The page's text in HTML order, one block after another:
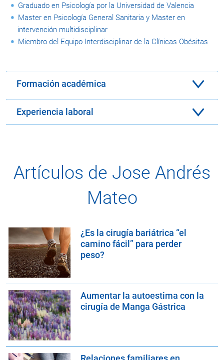
Graduado en Psicología por la Universidad de Valencia
Master en Psicología General Sanitaria y Master en
intervención multidisciplinar
Miembro del Equipo Interdisciplinar de la Clínicas Obésitas
Formación académica
Experiencia laboral
Artículos de Jose Andrés
Mateo
¿Es la cirugía bariátrica “el
camino fácil” para perder
peso?
Aumentar la autoestima con la
cirugía de Manga Gástrica